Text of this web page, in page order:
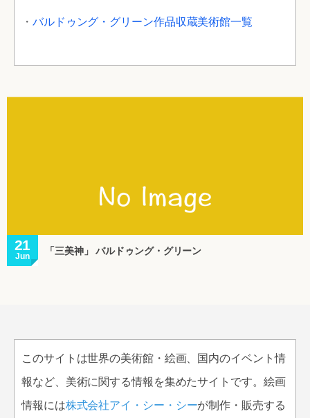
・ バルドゥング・グリーン作品収蔵美術館一覧
21
Jun 「三美神」 バルドゥング・グリーン
このサイトは世界の美術館・絵画、国内のイベント情
報など、美術に関する情報を集めたサイトです。絵画
情報には株式会社アイ・シー・シーが制作・販売する